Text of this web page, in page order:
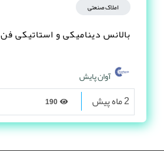
املاک صنعتی
بالانس دینامیکی و استاتیکی فن
آوان پایش
2 ماه پیش